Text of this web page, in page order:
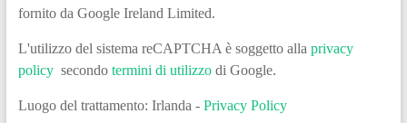
fornito da Google Ireland Limited.
L'utilizzo del sistema reCAPTCHA è soggetto alla privacy
policysecondo termini di utilizzodi Google.
Luogo del trattamento: Irlanda - Privacy Policy